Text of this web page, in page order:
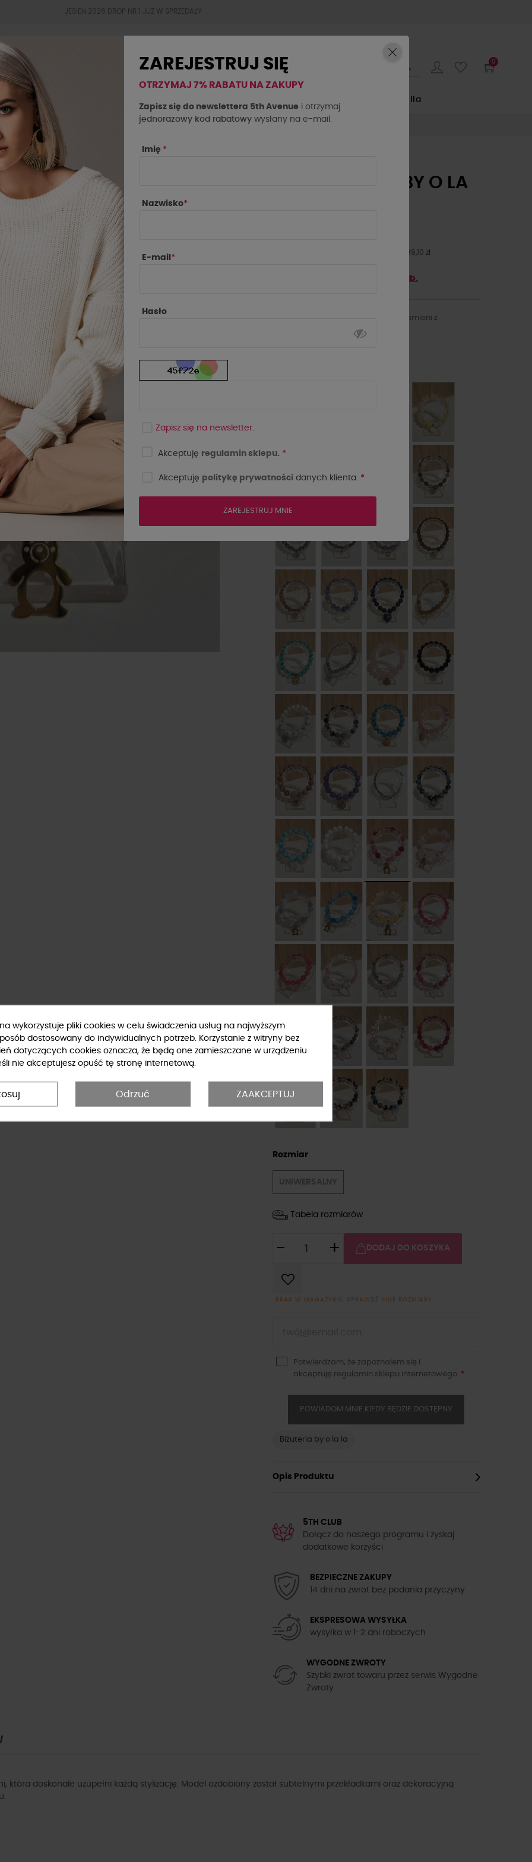
JESIEŃ 2026 DROP NR.1 JUZ W SPRZEDAŻY
BESTSELLERY La Milla
0
BRANSOLETKA BY O LA
Najniższa cena z 30 dni przed obniżką: 89,10 zł
5th Club.
Stylowa bransoletka z ozdobnych kamieni z
dekoracyjną zawieszką.
Rozmiar
UNIWERSALNY
Tabela rozmiarów
- + DODAJ DO KOSZYKA
BRAK W MAGAZYNIE, SPRAWDŹ INNE ROZMIARY
Potwierdzam, że zapoznałem się i
akceptuję regulamin sklepu internetowego. *
POWIADOM MNIE KIEDY BĘDZIE DOSTĘPNY
Biżuteria by o la la
Opis Produktu
5TH CLUB
Dołącz do naszego programu i zyskaj
dodatkowe korzyści
BEZPIECZNE ZAKUPY
14 dni na zwrot bez podania przyczyny
EKSPRESOWA WYSYŁKA
wysyłka w 1-2 dni roboczych
WYGODNE ZWROTY
Szybki zwrot towaru przez serwis Wygodne
Zwroty
doskonale uzupełni każdą stylizację. Model ozdobiony został subtelnymi przekładkami oraz dekoracyjną
ZAREJESTRUJ SIĘ
OTRZYMAJ 7% RABATU NA ZAKUPY
Zapisz się do newslettera 5th Avenue i otrzymaj
jednorazowy kod rabatowy wysłany na e-mail.
Imię *
Nazwisko*
E-mail *
Hasło
Zapisz się na newsletter.
Akceptuję regulamin sklepu. *
Akceptuję politykę prywatności danych klienta. *
ZAREJESTRUJ MNIE
wykorzystuje pliki cookies w celu świadczenia usług na najwyższym
dostosowany do indywidualnych potrzeb. Korzystanie z witryny bez
dotyczących cookies oznacza, że będą one zamieszczane w urządzeniu
nie akceptujesz opuść tę stronę internetową.
Odrzuć ZAAKCEPTUJ